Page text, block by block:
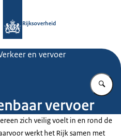
Rijksoverheid
en vervoer
vervoer
zich veilig voelt in en rond de
werkt het Rijk samen met